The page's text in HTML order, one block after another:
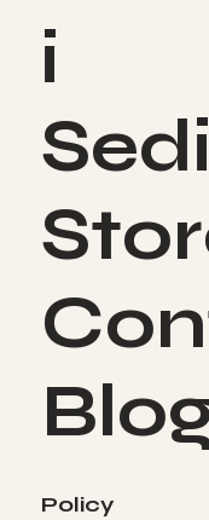
i
Sedi
Policy